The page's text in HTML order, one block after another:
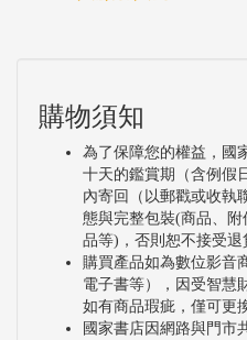
購物須知
為了保障您的權益，國
十天的鑑賞期（含例假
內寄回（以郵戳或收執
態與完整包裝(商品、
品等)，否則恕不接受退
購買產品如為數位影音
電子書等），因受智慧
如有商品瑕疵，僅可更
國家書店因網路與門市